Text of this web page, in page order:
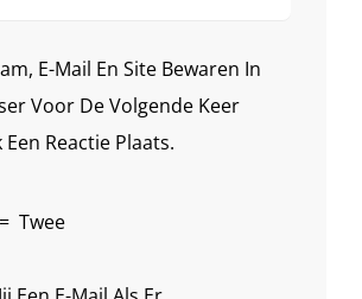
E-Mail En Site Bewaren In
Voor De Volgende Keer
Reactie Plaats.
= Twee